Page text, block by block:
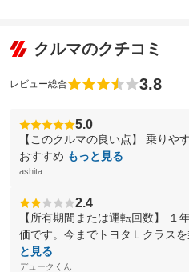
クルマのクチコミ
レビュー総合 3.8
5.0
【このクルマの良い点】 乗りや
おすすめ もっと見る
ashita
2.4
【所有期間または運転回数】 １
価です。今までトヨタＬクラス
と見る
デュークくん